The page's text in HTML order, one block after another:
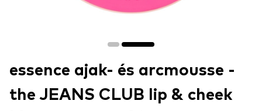
essence ajak- és arcmousse -
the JEANS CLUB lip & cheek